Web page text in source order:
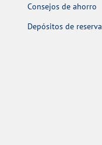
Consejos de ahorro
Depósitos de reserva